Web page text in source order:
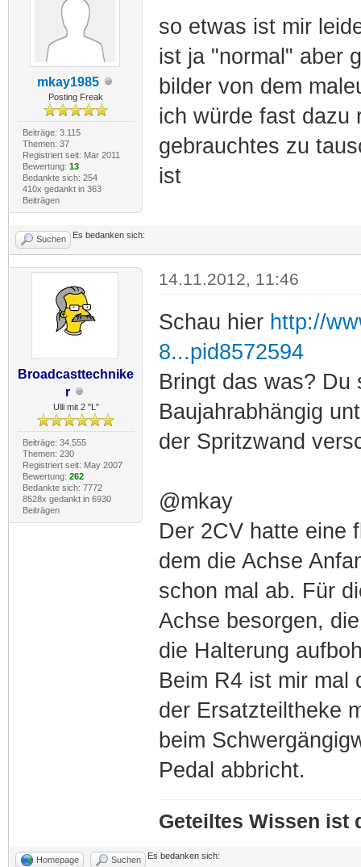
mkay1985
Posting Freak
Beiträge: 3.115
Themen: 37
Registriert seit: Mar 2011
Bewertung: 13
Bedankte sich: 254
410x gedankt in 363
Beiträgen
so etwas ist mir
ist ja "normal" aber
bilder von dem
ich würde fast dazu
gebrauchtes zu
ist
Suchen Es bedanken sich:
Broadcasttechnike
r
Ulli mit 2 "L"
Beiträge: 34.555
Themen: 230
Registriert seit: May 2007
Bewertung: 262
Bedankte sich: 7772
8528x gedankt in 6930
Beiträgen
14.11.2012, 11:46
Schau hier http://
8...pid8572594
Bringt das was? Du
Baujahrabhängig
der Spritzwand
@mkay
Der 2CV hatte eine
dem die Achse
schon mal ab. Für
Achse besorgen,
die Halterung
Beim R4 ist mir mal
der Ersatzteiltheke
beim
Pedal abbricht.
Geteiltes Wissen ist
Homepage Suchen Es bedanken sich: